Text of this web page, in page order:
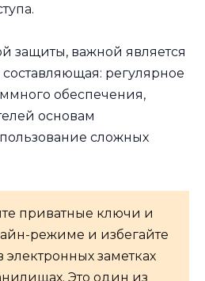
защиты, важной является
регулярное
обеспечения,
основам
сложных
приватные ключи и
режиме и избегайте
заметках
Это один из